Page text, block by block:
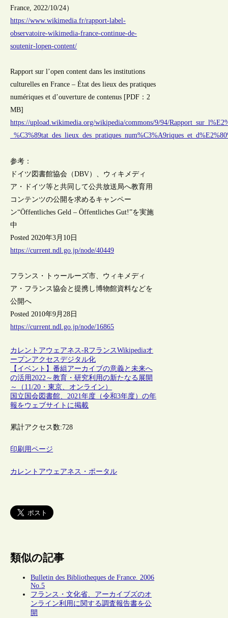
France, 2022/10/24）
https://www.wikimedia.fr/rapport-label-
observatoire-wikimedia-france-continue-de-
soutenir-lopen-content/
Rapport sur l’open content dans les institutions
culturelles en France – État des lieux des pratiques
numériques et d’ouverture de contenus [PDF：2
MB]
https://upload.wikimedia.org/wikipedia/commons/9/94/
参考：
ドイツ図書館協会（DBV）、ウィキメディ
ア・ドイツ等と共同して公共放送局へ教育用
コンテンツの公開を求めるキャンペー
ン“Öffentliches Geld – Öffentliches Gut!”を実施
中
Posted 2020年3月10日
https://current.ndl.go.jp/node/40449
フランス・トゥールーズ市、ウィキメディ
ア・フランス協会と提携し博物館資料などを
公開へ
Posted 2010年9月28日
https://current.ndl.go.jp/node/16865
カレントアウェアネス-RフランスWikipediaオ
ープンアクセスデジタル化
【イベント】番組アーカイブの意義と未来へ
の活用2022～教育・研究利用の新たなる展開
～（11/20・東京、オンライン）
国立国会図書館、2021年度（令和3年度）の年
報をウェブサイトに掲載
累計アクセス数:728
印刷用ページ
カレントアウェアネス・ポータル
類似の記事
Bulletin des Bibliotheques de France. 2006
No.5
フランス・文化省、アーカイブズのオ
ンライン利用に関する調査報告書を公
開